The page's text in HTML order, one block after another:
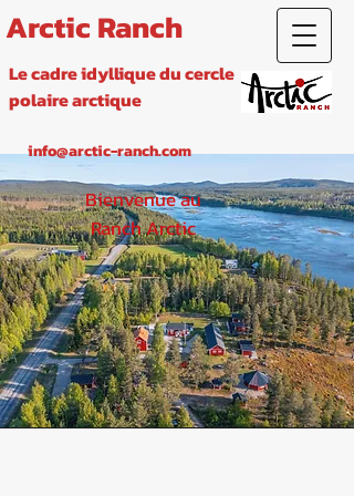
info@arctic-ranch.com
Arctic Ranch
Le cadre idyllique du cercle
polaire arctique
Bienvenue au
Ranch Arctic